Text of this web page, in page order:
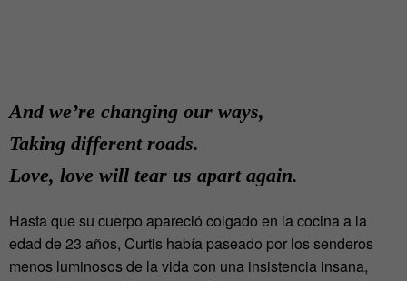
And we’re changing our ways,
Taking different roads.
Love, love will tear us apart again.
Hasta que su cuerpo apareció colgado en la cocina a la
edad de 23 años, Curtis había paseado por los senderos
menos luminosos de la vida con una insistencia insana,